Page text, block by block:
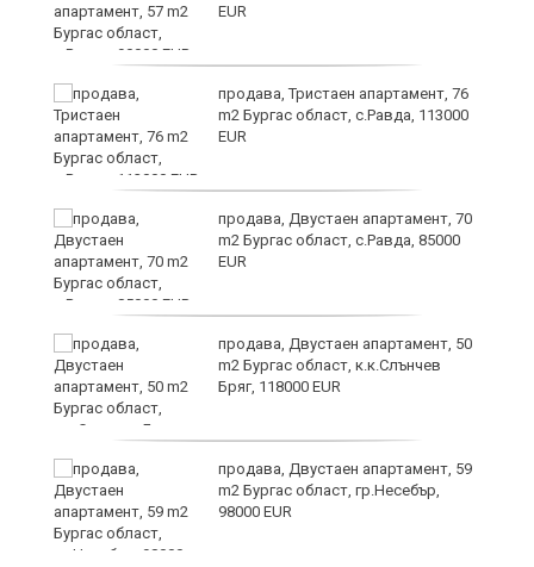
EUR
продава, Тристаен апартамент, 76
m2 Бургас област, с.Равда, 113000
EUR
продава, Двустаен апартамент, 70
m2 Бургас област, с.Равда, 85000
EUR
продава, Двустаен апартамент, 50
m2 Бургас област, к.к.Слънчев
Бряг, 118000 EUR
продава, Двустаен апартамент, 59
m2 Бургас област, гр.Несебър,
98000 EUR